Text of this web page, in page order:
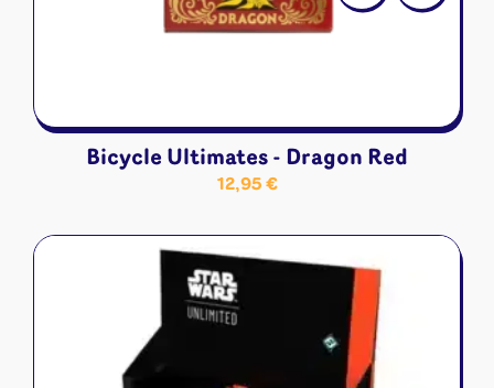
Bicycle Ultimates - Dragon Red
12,95 €